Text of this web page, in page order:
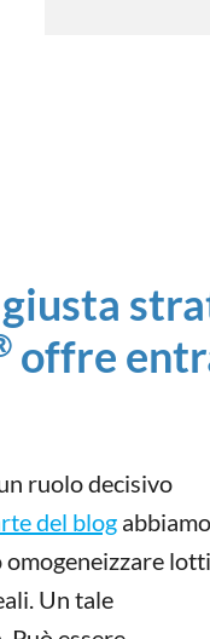
offre
ruolo decisivo
del blog abbiamo
omogeneizzare lotti
Un tale